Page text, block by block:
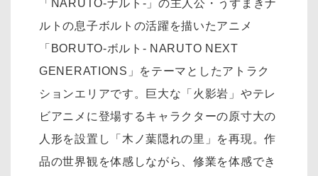
「NARUTO-ナルト-」の主人公・うずまきナ
ルトの息子ボルトの活躍を描いたアニメ
「BORUTO-ボルト- NARUTO NEXT
GENERATIONS」をテーマとしたアトラク
ションエリアです。巨大な「火影岩」やテレ
ビアニメに登場するキャラクターの原寸大の
人形を設置し「木ノ葉隠れの里」を再現。作
品の世界観を体感しながら、修業を体感でき